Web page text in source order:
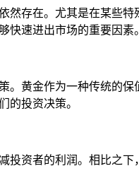
存在。尤其是在某些
快速进出市场的重要因素。
黄金作为一种传统的
的投资决策。
资者的利润。相比之